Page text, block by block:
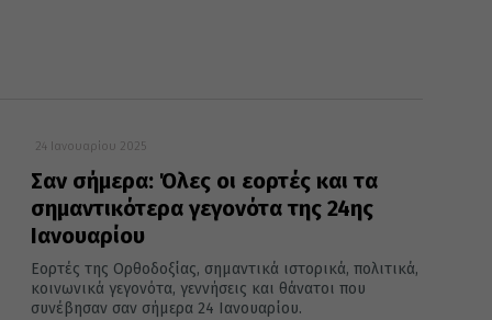
24 Ιανουαρίου 2025
Σαν σήμερα: Όλες οι εορτές και τα
σημαντικότερα γεγονότα της 24ης
Ιανουαρίου
Εορτές της Ορθοδοξίας, σημαντικά ιστορικά, πολιτικά,
κοινωνικά γεγονότα, γεννήσεις και θάνατοι που
συνέβησαν σαν σήμερα 24 Ιανουαρίου.